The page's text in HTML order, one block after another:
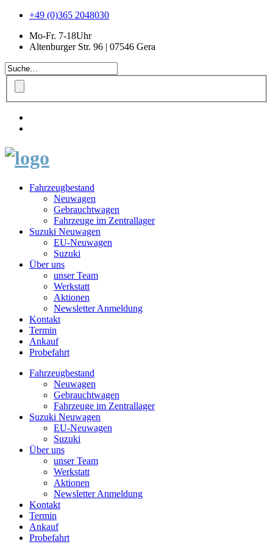
+49 (0)365 2048030
Mo-Fr. 7-18Uhr
Altenburger Str. 96 | 07546 Gera
Fahrzeugbestand
Neuwagen
Gebrauchtwagen
Fahrzeuge im Zentrallager
Suzuki Neuwagen
EU-Neuwagen
Suzuki
Über uns
unser Team
Werkstatt
Aktionen
Newsletter Anmeldung
Kontakt
Termin
Ankauf
Probefahrt
Fahrzeugbestand
Neuwagen
Gebrauchtwagen
Fahrzeuge im Zentrallager
Suzuki Neuwagen
EU-Neuwagen
Suzuki
Über uns
unser Team
Werkstatt
Aktionen
Newsletter Anmeldung
Kontakt
Termin
Ankauf
Probefahrt